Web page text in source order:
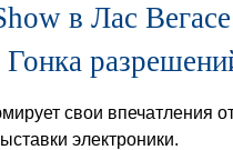
в Лас
свои впечатления
электроники.